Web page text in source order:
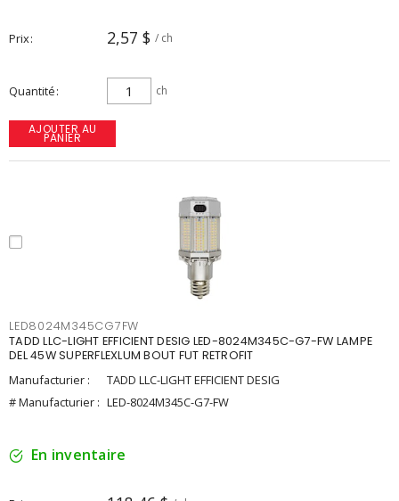
Prix 2,57 $ / ch
Quantité ch
AJOUTER AU
PANIER
LED8024M345CG7FW
TADD LLC-LIGHT EFFICIENT DESIG LED-8024M345C-G7-FW LAMPE
DEL 45W SUPERFLEXLUM BOUT FUT RETROFIT
Manufacturier :
TADD LLC-LIGHT EFFICIENT DESIG
# Manufacturier : LED-8024M345C-G7-FW
En inventaire